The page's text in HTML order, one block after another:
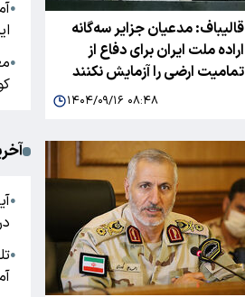
قالیباف: مدعیان جزایر سه‌گانه
اراده‌ ملت ایران برای دفاع از
تمامیت ارضی را آزمایش نکنند
۱۴۰۴/۰۹/۱۶ ۰۸:۴۸
●
●
●
●